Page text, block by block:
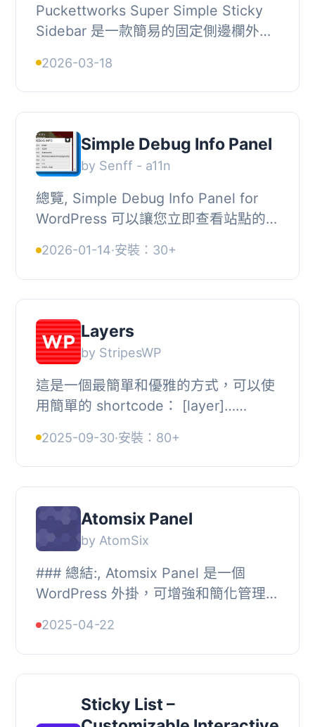
Puckettworks Super Simple Sticky
Sidebar 是一款簡易的固定側邊欄外
板，隨著訪客滾動而保持可見，適合用
於行動呼籲、聯...
2026-03-18
Simple Debug Info Panel
by Senff - a11n
總覽, Simple Debug Info Panel for
WordPress 可以讓您立即查看站點的一
擊任何按鈕，您就可以看到正使用的模
板、文章/頁...
2026-01-14·安裝：30+
Layers
by StripesWP
這是一個最簡單和優雅的方式，可以使
用簡單的 shortcode： [layer]…
層內容區。您可以添加任意數量的層、
顏色和圖像。
2025-09-30·安裝：80+
Atomsix Panel
by AtomSix
### 總結:, Atomsix Panel 是一個
WordPress 外掛，可增強和簡化管理面
品牌選項，提供更清潔的介面。, , ###
問題與答案:...
2025-04-22
Sticky List –